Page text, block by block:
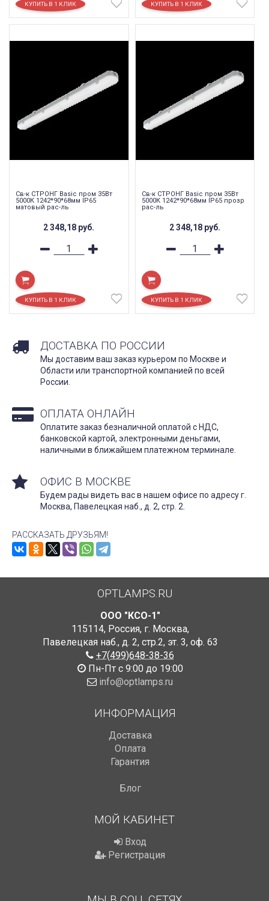
Св-к СТРОНГ Basic пром 35Вт
5000К 1242*90*68мм IP65
матовый рас-ль
2 348,18 руб.
Св-к СТРОНГ Basic пром 35Вт
5000К 1242*90*68мм IP65 прозр
рас-ль
2 348,18 руб.
ДОСТАВКА ПО РОССИИ
Мы доставим ваш заказ курьером по Москве и
Области или транспортной компанией по всей
России.
ОПЛАТА ОНЛАЙН
Оплатите заказ безналичной оплатой с НДС,
банковской картой, электронными деньгами,
наличными в ближайшем платежном терминале.
ОФИС В МОСКВЕ
Будем рады видеть вас в нашем офисе по адресу г.
Москва, Павелецкая наб., д. 2, стр. 2.
РАССКАЗАТЬ ДРУЗЬЯМ!
OPTLAMPS.RU
ООО "КСО-1"
115114, Россия, г. Москва,
Павелецкая наб., д. 2, стр.2, эт. 3, оф. 63
+7(499)648-38-36
Пн-Пт с 9:00 до 19:00
info@optlamps.ru
ИНФОРМАЦИЯ
Доставка
Оплата
Гарантия
Блог
МОЙ КАБИНЕТ
Вход
Регистрация